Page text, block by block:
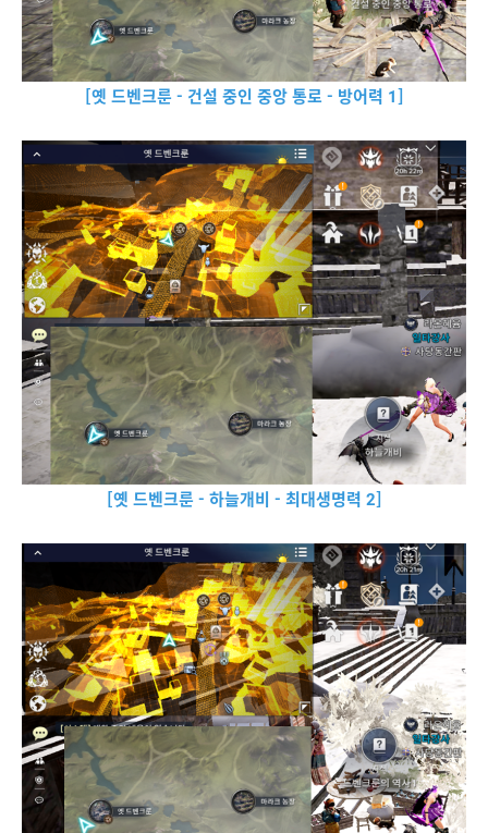
[옛 드벤크룬 - 건설 중인 중앙 통로 - 방어력 1]
[옛 드벤크룬 - 하늘개비 - 최대생명력 2]